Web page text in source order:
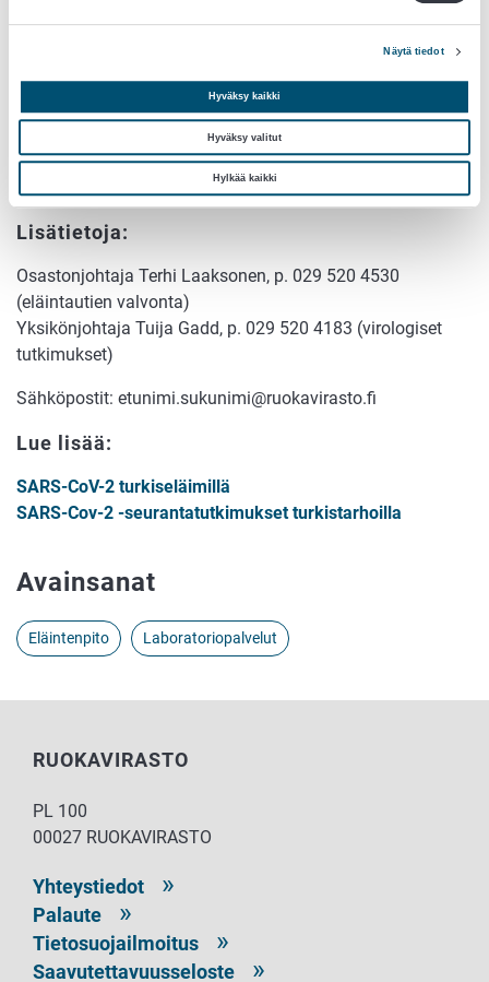
Näytä tiedot
Hyväksy kaikki
Hyväksy valitut
Hylkää kaikki
Koronavirusseurantaa turkistarhoilla on tehty sekä epäilyyn
perustuen että rutiinitarkastuksina viime joulukuusta
lähtien. Kesäkuussa Ruokavirasto tehosti turkistarhojen
koronavirusseurantaa Euroopan komission päätöksen
takia. Seurantatutkimusten perusteella Suomessa ei ole
todettu koronavirustartuntaa minkeissä tai supikoirissa.
Lisätietoja:
Osastonjohtaja Terhi Laaksonen, p. 029 520 4530
(eläintautien valvonta)
Yksikönjohtaja Tuija Gadd, p. 029 520 4183 (virologiset
tutkimukset)
Sähköpostit: etunimi.sukunimi@ruokavirasto.fi
Lue lisää:
SARS-CoV-2 turkiseläimillä
SARS-Cov-2 -seurantatutkimukset turkistarhoilla
Avainsanat
Eläintenpito Laboratoriopalvelut
RUOKAVIRASTO
PL 100
00027 RUOKAVIRASTO
Yhteystiedot
Palaute
Tietosuojailmoitus
Saavutettavuusseloste